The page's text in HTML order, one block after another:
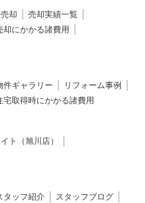
却
売却実績一覧
却にかかる諸費用
件ギャラリー
リフォーム事例
宅取得時にかかる諸費用
ト（旭川店）
タッフ紹介
スタッフブログ